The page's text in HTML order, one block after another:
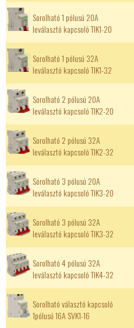
Sorolható 1 pólusú 20A
leválasztó kapcsoló TIK1-20
Sorolható 1 pólusú 32A
leválasztó kapcsoló TIK1-32
Sorolható 2 pólusú 20A
leválasztó kapcsoló TIK2-20
Sorolható 2 pólusú 32A
leválasztó kapcsoló TIK2-32
Sorolható 3 pólusú 20A
leválasztó kapcsoló TIK3-20
Sorolható 3 pólusú 32A
leválasztó kapcsoló TIK3-32
Sorolható 4 pólusú 32A
leválasztó kapcsoló TIK4-32
Sorolható választó kapcsoló
1pólusú 16A SVK1-16